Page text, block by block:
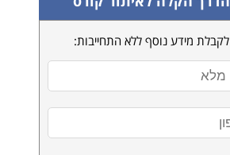
לקבלת מידע נוסף ללא התחייבות: